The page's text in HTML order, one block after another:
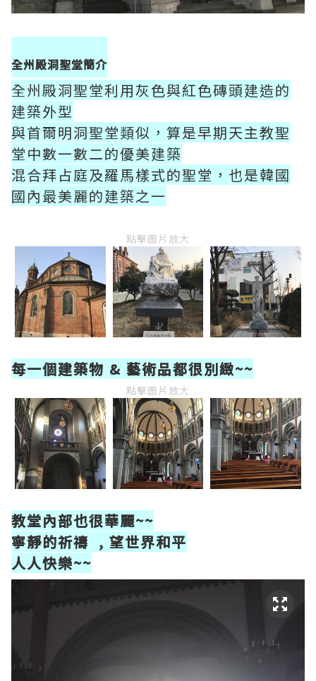
全州殿洞聖堂簡介
全州殿洞聖堂利用灰色與紅色磚頭建造的
建築外型
與首爾明洞聖堂類似，算是早期天主教聖
堂中數一數二的優美建築
混合拜占庭及羅馬樣式的聖堂，也是韓國
國內最美麗的建築之一
點擊圖片放大
每一個建築物 & 藝術品都很別緻~~
點擊圖片放大
教堂內部也很華麗~~
寧靜的祈禱 , 望世界和平
人人快樂~~